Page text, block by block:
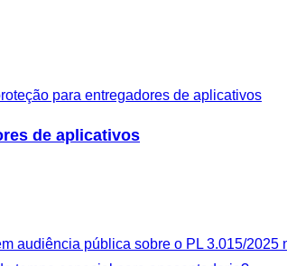
de aplicativos
audiência pública sobre o PL 3.015/2025